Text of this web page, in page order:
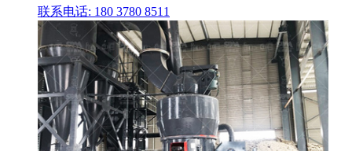
联系电话: 180 3780 8511